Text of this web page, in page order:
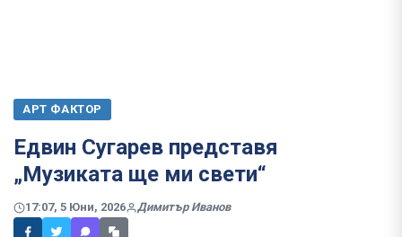
АРТ ФАКТОР
Едвин Сугарев представя
„Музиката ще ми свети“
17:07, 5 Юни, 2026 Димитър Иванов